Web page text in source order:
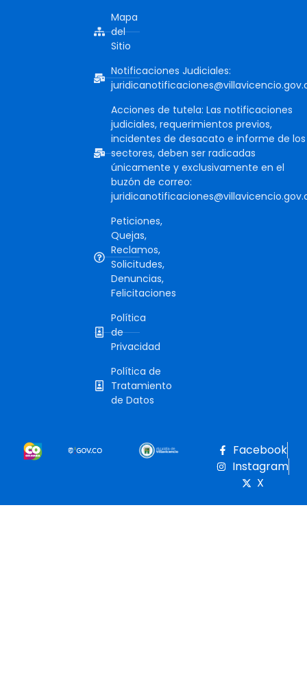
Mapa
del
Sitio
Notificaciones Judiciales:
Acciones de tutela: Las notificaciones
judiciales, requerimientos previos,
incidentes de desacato e informe de los
sectores, deben ser radicadas
únicamente y exclusivamente en el
buzón de correo:
Peticiones,
Quejas,
Reclamos,
Solicitudes,
Denuncias,
Felicitaciones
Política
de
Privacidad
Política de
Tratamiento
de Datos
Facebook
Instagram
X